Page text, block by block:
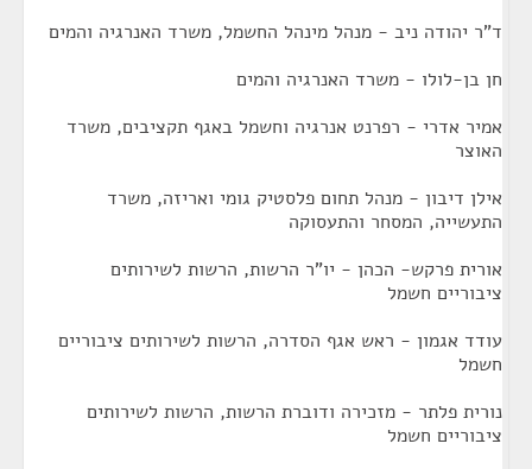
ד"ר יהודה ניב - מנהל מינהל החשמל, משרד האנרגיה והמים
חן בן-לולו - משרד האנרגיה והמים
אמיר אדרי - רפרנט אנרגיה וחשמל באגף תקציבים, משרד
האוצר
אילן דיבון - מנהל תחום פלסטיק גומי ואריזה, משרד
התעשייה, המסחר והתעסוקה
אורית פרקש- הכהן - יו"ר הרשות, הרשות לשירותים
ציבוריים חשמל
עודד אגמון - ראש אגף הסדרה, הרשות לשירותים ציבוריים
חשמל
נורית פלתר - מזכירה ודוברת הרשות, הרשות לשירותים
ציבוריים חשמל